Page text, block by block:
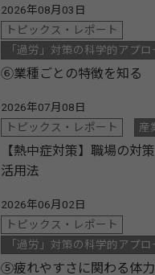
2026年08月03日
トピックス・レポート
「過労」対策の科学的アプロ
⑥業種ごとの特徴を知る
2026年07月08日
トピックス・レポート
産
【熱中症対策】職場の対
活用法
2026年06月02日
トピックス・レポート
「過労」対策の科学的アプロ
⑤疲れやすさに関わる体